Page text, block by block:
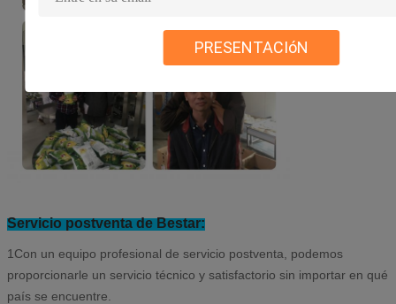
PRESENTACIóN
Servicio postventa de Bestar:
1Con un equipo profesional de servicio postventa, podemos
proporcionarle un servicio técnico y satisfactorio sin importar en qué
país se encuentre.